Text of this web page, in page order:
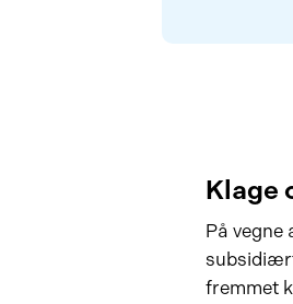
Klage
På vegne
fremmet